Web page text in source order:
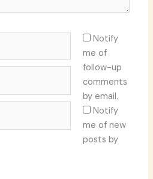
Notify
me of
follow-up
comments
by email.
Notify
me of new
posts by